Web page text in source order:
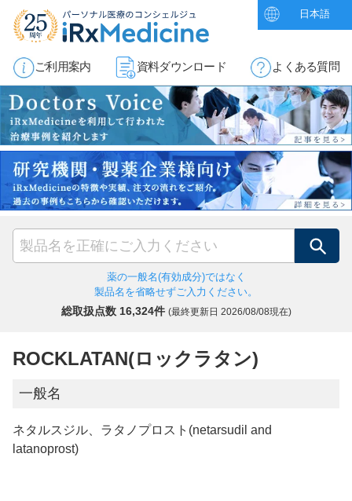
日本語
ご利用案内 資料ダウンロード よくある質問
検索
薬の一般名(有効成分)ではなく
製品名を省略せずご入力ください。
総取扱点数 16,324件 (最終更新日 2026/08/08現在)
ROCKLATAN(ロックラタン)
一般名
ネタルスジル、ラタノプロスト(netarsudil and
latanoprost)